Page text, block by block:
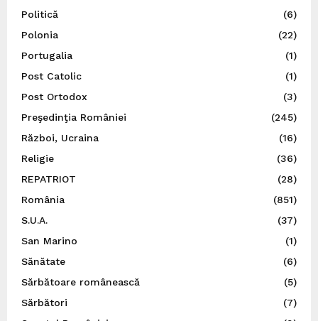
Politică
(6)
Polonia
(22)
Portugalia
(1)
Post Catolic
(1)
Post Ortodox
(3)
Preşedinţia României
(245)
Război, Ucraina
(16)
Religie
(36)
REPATRIOT
(28)
România
(851)
S.U.A.
(37)
San Marino
(1)
Sănătate
(6)
Sărbătoare românească
(5)
Sărbători
(7)